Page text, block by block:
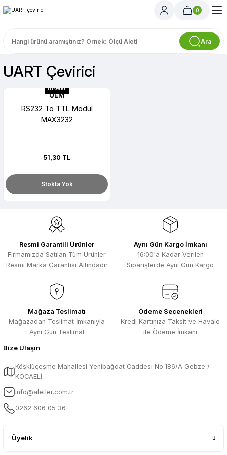
Ara
0
UART Çevirici
Tükendi
OEM
RS232 To TTL Modül
MAX3232
51,30 TL
Stokta Yok
Resmi Garantili Ürünler
Firmamızda Satılan Tüm Ürünler
Resmi Marka Garantisi Altındadır
Aynı Gün Kargo İmkanı
16:00'a Kadar Verilen
Siparişlerde Aynı Gün Kargo
Mağaza Teslimatı
Mağazadan Teslimat İmkanıyla
Aynı Gün Teslimat
Ödeme Seçenekleri
Kredi Kartınıza Taksit ve Havale
ile Ödeme İmkanı
Bize Ulaşın
Köşklüçeşme Mahallesi Yenibağdat Caddesi No:186/A Gebze /
KOCAELİ
info@aletler.com.tr
0262 606 05 36
Üyelik